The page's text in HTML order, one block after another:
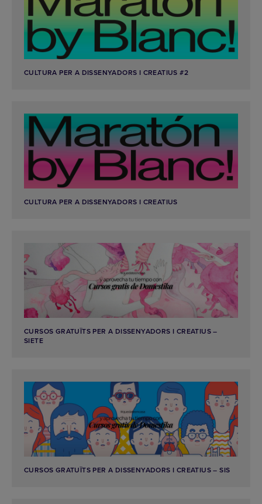
CULTURA PER A DISSENYADORS I CREATIUS #2
CULTURA PER A DISSENYADORS I CREATIUS
CURSOS GRATUÏTS PER A DISSENYADORS I CREATIUS –
SIETE
CURSOS GRATUÏTS PER A DISSENYADORS I CREATIUS – SIS